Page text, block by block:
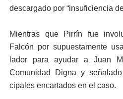
descarga­do por “insuficiencia
Mientras que Pirrín fue
Falcón por supuestamente
lador para ayudar a Juan
Comuni­dad Digna y
cipales encartados en el caso.